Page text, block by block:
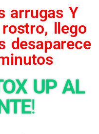
arrugas Y
llego
desaparece
UP AL
!